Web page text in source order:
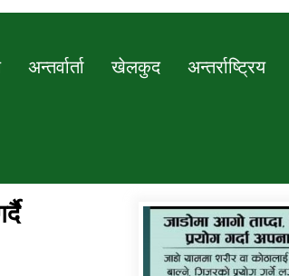
अन्तर्वार्ता खेलकुद अन्तर्राष्ट्रिय